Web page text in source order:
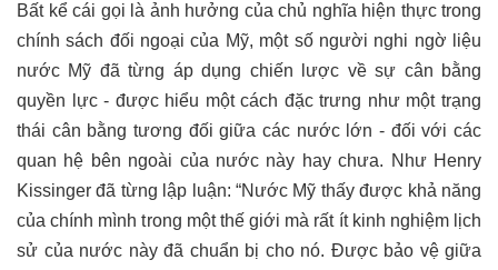
Bất kể cái gọi là ảnh hưởng của chủ nghĩa hiện thực trong
chính sách đối ngoại của Mỹ, một số người nghi ngờ liệu
nước Mỹ đã từng áp dụng chiến lược về sự cân bằng
quyền lực - được hiểu một cách đặc trưng như một trạng
thái cân bằng tương đối giữa các nước lớn - đối với các
quan hệ bên ngoài của nước này hay chưa. Như Henry
Kissinger đã từng lập luận: “Nước Mỹ thấy được khả năng
của chính mình trong một thế giới mà rất ít kinh nghiệm lịch
sử của nước này đã chuẩn bị cho nó. Được bảo vệ giữa